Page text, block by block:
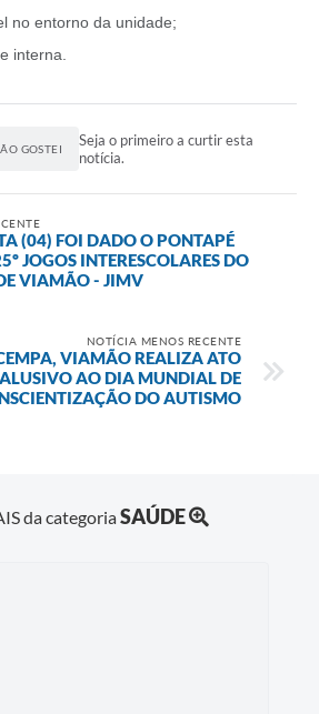
no entorno da unidade;
interna.
GOSTEI
Seja o primeiro a curtir esta
notícia.
(04) FOI DADO O PONTAPÉ
JOGOS INTERESCOLARES DO
VIAMÃO - JIMV
NOTÍCIA MENOS RECENTE
VIAMÃO REALIZA ATO
AO DIA MUNDIAL DE
DO AUTISMO
da categoriaSAÚDE